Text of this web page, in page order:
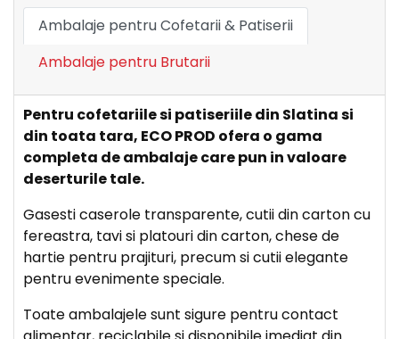
Ambalaje pentru Cofetarii & Patiserii
Ambalaje pentru Brutarii
Pentru cofetariile si patiseriile din Slatina si
din toata tara, ECO PROD ofera o gama
completa de ambalaje care pun in valoare
deserturile tale.
Gasesti caserole transparente, cutii din carton cu
fereastra, tavi si platouri din carton, chese de
hartie pentru prajituri, precum si cutii elegante
pentru evenimente speciale.
Toate ambalajele sunt sigure pentru contact